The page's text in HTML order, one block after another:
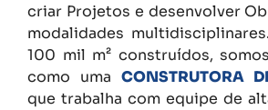
criar Projetos e desenvolver
modalidades
100 mil m² construídos,
como uma CONSTRUTORA
que trabalha com equipe de